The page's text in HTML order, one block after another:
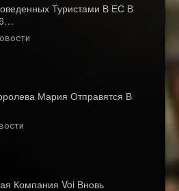
Туристами В ЕС В
Мария Отправятся В
Компания Voi Вновь